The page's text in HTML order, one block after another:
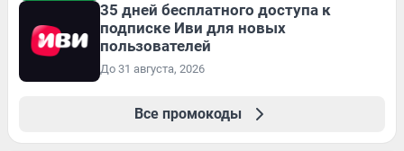
35 дней бесплатного доступа к
подписке Иви для новых
пользователей
До 31 августа, 2026
Все промокоды